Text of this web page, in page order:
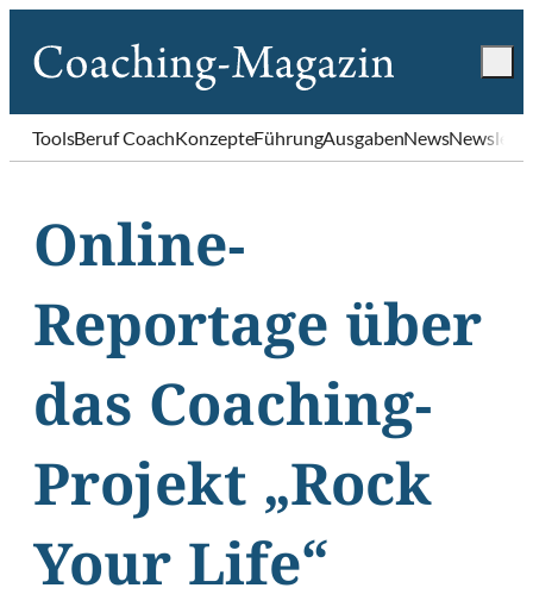
ToolsBeruf CoachKonzepteFührungAusgabenNews
Online-
Reportage über
das Coaching-
Projekt „Rock
Your Life“